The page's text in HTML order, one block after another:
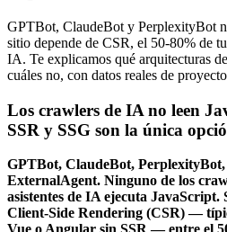
GPTBot, ClaudeBot y PerplexityBot
sitio depende de CSR, el 50-80% de
IA. Te explicamos qué arquitecturas
cuáles no, con datos reales de
Los crawlers de IA no leen
SSR y SSG son la única
GPTBot, ClaudeBot,
ExternalAgent. Ninguno de los
asistentes de IA ejecuta JavaScript.
Client-Side Rendering (CSR) —